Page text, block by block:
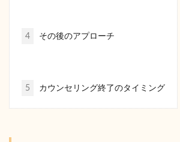
4 その後のアプローチ
5 カウンセリング終了のタイミング